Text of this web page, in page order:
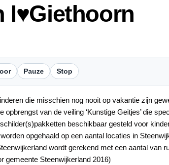
I♥Giethoorn
Pauze Stop
die misschien nog nooit op vakantie zijn
van de veiling ‘Kunstige Geitjes’ die
beschikbaar gesteld voor
opgehaald op een aantal locaties in
wordt gerekend met een aantal van
gemeente Steenwijkerland 2016)